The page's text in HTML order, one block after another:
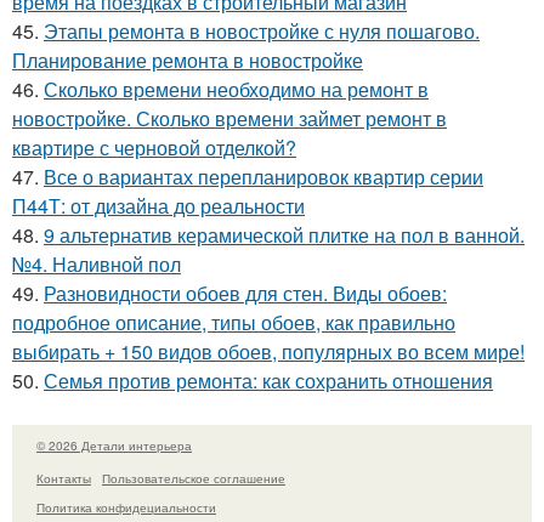
45. Этапы ремонта в новостройке с нуля пошагово.
Планирование ремонта в новостройке
46. Сколько времени необходимо на ремонт в
новостройке. Сколько времени займет ремонт в
квартире с черновой отделкой?
47. Все о вариантах перепланировок квартир серии
П44Т: от дизайна до реальности
48. 9 альтернатив керамической плитке на пол в ванной.
№4. Наливной пол
49. Разновидности обоев для стен. Виды обоев:
подробное описание, типы обоев, как правильно
выбирать + 150 видов обоев, популярных во всем мире!
50. Семья против ремонта: как сохранить отношения
© 2026 Детали интерьера
Контакты
Пользовательское соглашение
Политика конфидециальности